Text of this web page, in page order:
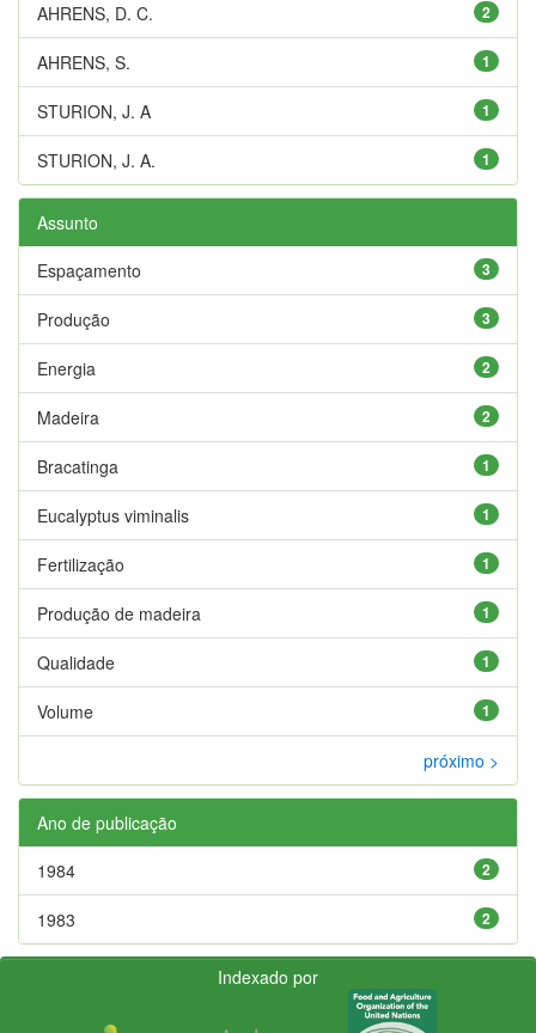
2
AHRENS, D. C.
1
AHRENS, S.
1
STURION, J. A
1
STURION, J. A.
Assunto
3
Espaçamento
3
Produção
2
Energia
2
Madeira
1
Bracatinga
1
Eucalyptus viminalis
1
Fertilização
1
Produção de madeira
1
Qualidade
1
Volume
próximo >
Ano de publicação
2
1984
2
1983
Indexado por